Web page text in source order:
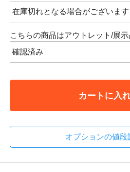
こちらの商品はアウトレット/展示
カートに入
オプションの値段